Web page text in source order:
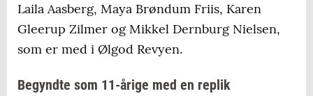
Laila Aasberg, Maya Brøndum Friis, Karen
Gleerup Zilmer og Mikkel Dernburg Nielsen,
som er med i Ølgod Revyen.
Begyndte som 11-årige med en replik